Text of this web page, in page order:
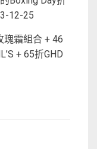
12-25
霜組合 + 46
+ 65折GHD